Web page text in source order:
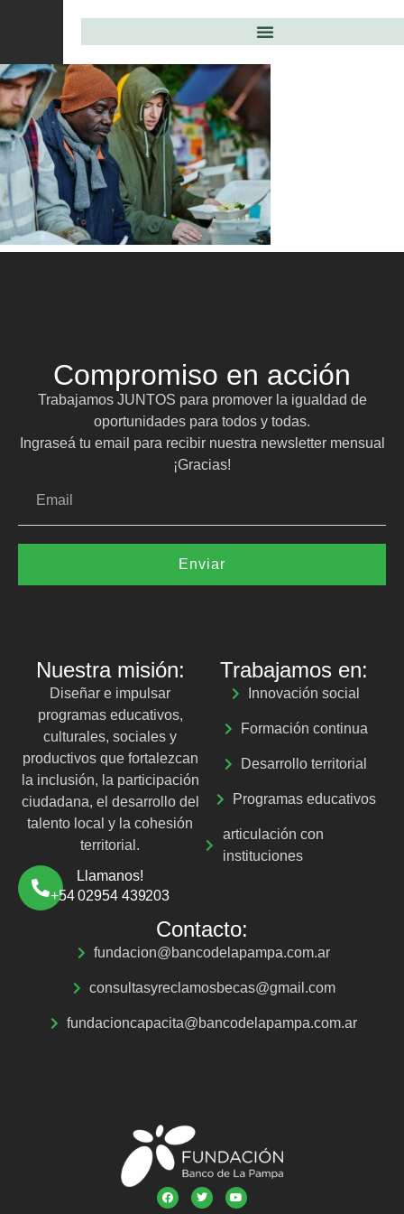
Compromiso en acción
Trabajamos JUNTOS para promover la igualdad de
oportunidades para todos y todas.
Ingraseá tu email para recibir nuestra newsletter mensual
¡Gracias!
Enviar
Nuestra misión:
Diseñar e impulsar
programas educativos,
culturales, sociales y
productivos que fortalezcan
la inclusión, la participación
ciudadana, el desarrollo del
talento local y la cohesión
territorial.
Llamanos!
+54 02954 439203
Trabajamos en:
Innovación social
Formación continua
Desarrollo territorial
Programas educativos
articulación con
instituciones
Contacto:
fundacion@bancodelapampa.com.ar
consultasyreclamosbecas@gmail.com
fundacioncapacita@bancodelapampa.com.ar